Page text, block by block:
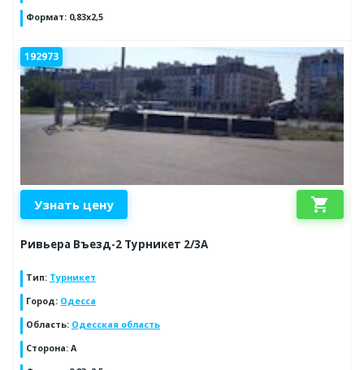
Формат: 0,83х2,5
192973
Узнать цену shopping_cart
Ривьера Въезд-2 Турникет 2/3А
Тип: Турникет
Город: Одесса
Область: Одесская область
Сторона: A